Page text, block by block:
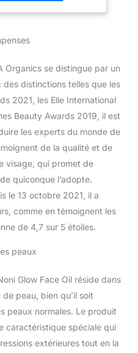
Organics se distingue par un
des distinctions telles que les
2021, les Elle International
Beauty Awards 2019, il est
les experts du monde de
de la qualité et de
visage, qui promet de
quiconque l’adopte.
le 13 octobre 2021, il a
comme en témoignent les
de 4,7 sur 5 étoiles.
peaux
Glow Face Oil réside dans
peau, bien qu’il soit
peaux normales. Le produit
caractéristique spéciale qui
extérieures tout en la